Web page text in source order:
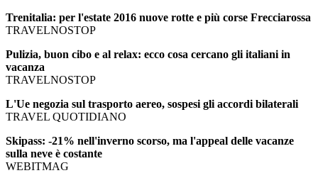
Trenitalia: per l'estate 2016 nuove rotte e più corse Frecciarossa
TRAVELNOSTOP
Pulizia, buon cibo e al relax: ecco cosa cercano gli italiani in
vacanza
TRAVELNOSTOP
L'Ue negozia sul trasporto aereo, sospesi gli accordi bilaterali
TRAVEL QUOTIDIANO
Skipass: -21% nell'inverno scorso, ma l'appeal delle vacanze
sulla neve è costante
WEBITMAG